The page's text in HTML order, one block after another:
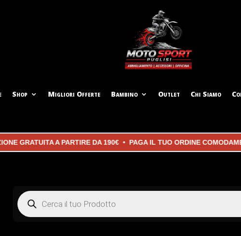
Shop Migliori Offerte Bambino Outlet Chi Siamo
GRATUITA A PARTIRE DA 190€ • PAGA IL TUO ORDINE
Products
search